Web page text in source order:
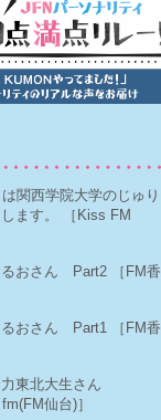
関西学院大学のじゅり
ます。
［Kiss FM
おさん Part2
［FM香
おさん Part1
［FM香
東北大生さん
fm(FM仙台)］